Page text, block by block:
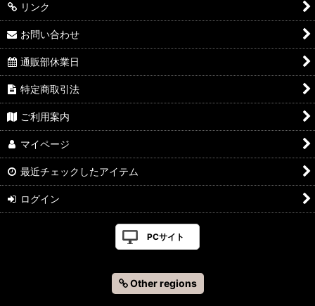
リンク
お問い合わせ
通販部休業日
特定商取引法
ご利用案内
マイページ
最近チェックしたアイテム
ログイン
PCサイト
Other regions